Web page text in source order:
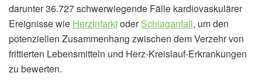
darunter 36.727 schwerwiegende Fälle kardiovaskulärer
Ereignisse wie HerzinfarktoderSchlaganfall, um den
potenziellen Zusammenhang zwischen dem Verzehr von
frittierten Lebensmitteln und Herz-Kreislauf-Erkrankungen
zu bewerten.